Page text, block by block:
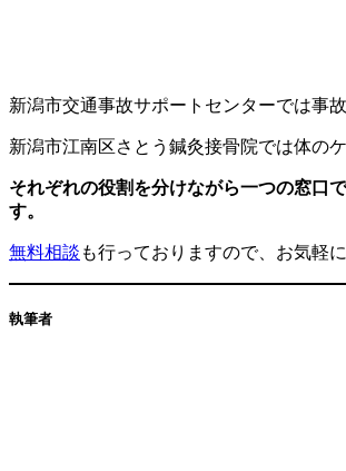
新潟市交通事故サポートセンターでは事
新潟市江南区さとう鍼灸接骨院では体のケ
それぞれの役割を分けながら一つの窓口
す。
無料相談 も行っておりますので、お気軽
執筆者